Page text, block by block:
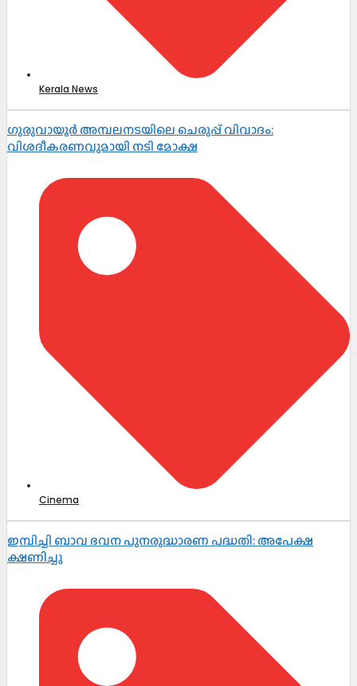
Kerala News
ഗുരുവായൂർ അമ്പലനടയിലെ ചെരുപ്പ് വിവാദം:
വിശദീകരണവുമായി നടി മോക്ഷ
Cinema
ഇമ്പിച്ചി ബാവ ഭവന പുനരുദ്ധാരണ പദ്ധതി: അപേക്ഷ
ക്ഷണിച്ചു